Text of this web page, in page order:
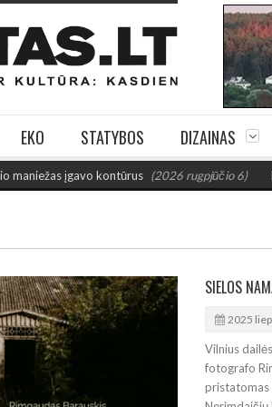
EKO STATYBOS DIZAINAS
įgavo kontūrus (2026 rugpjūčio 6)
2025
Vilnius
fotografo
pristatomas